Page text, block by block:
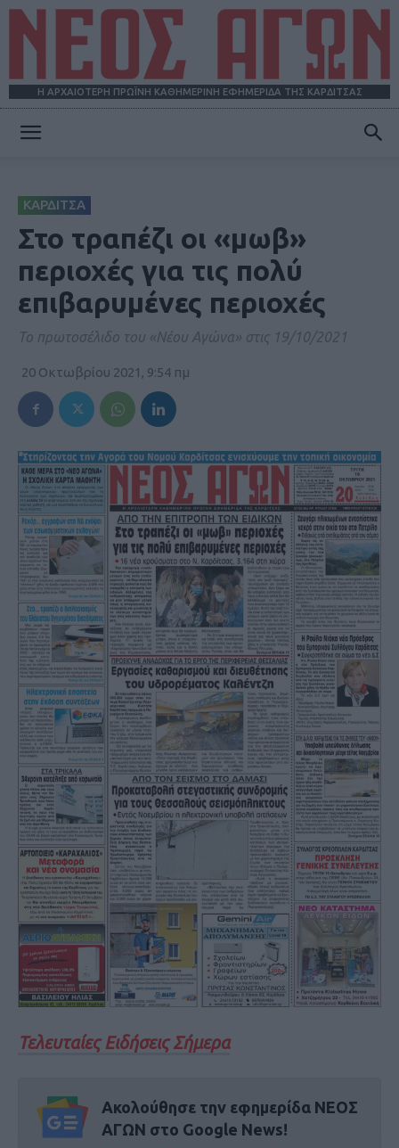
Η ΑΡΧΑΙΟΤΕΡΗ ΠΡΩΪΝΗ ΚΑΘΗΜΕΡΙΝΗ ΕΦΗΜΕΡΙΔΑ ΤΗΣ ΚΑΡΔΙΤΣΑΣ
ΚΑΡΔΙΤΣΑ
Στο τραπέζι οι «μωβ»
περιοχές για τις πολύ
επιβαρυμένες περιοχές
Το πρωτοσέλιδο του «Νέου Αγώνα» στις 19/10/2021
20 Οκτωβρίου 2021, 9:54 πμ
Τελευταίες Ειδήσεις Σήμερα
Ακολούθησε την εφημερίδα ΝΕΟΣ
ΑΓΩΝ στο Google News!